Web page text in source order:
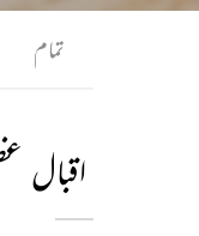
تمام
اقبال